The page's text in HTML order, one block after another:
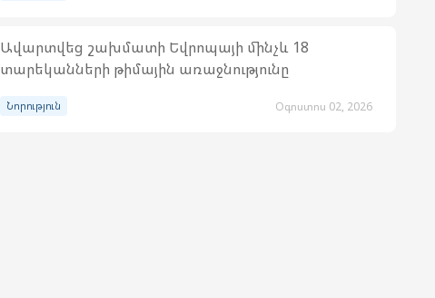
Ավարտվեց շախմատի Եվրոպայի մինչև 18
տարեկանների թիմային առաջնությունը
Նորություն Օգոստոս 02, 2026